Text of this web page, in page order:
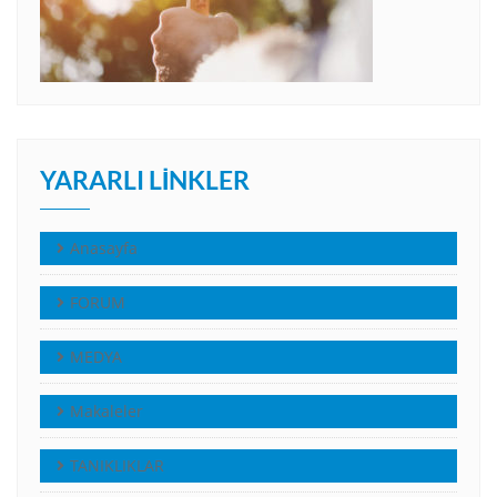
YARARLI LINKLER
Anasayfa
FORUM
MEDYA
Makaleler
TANIKLIKLAR